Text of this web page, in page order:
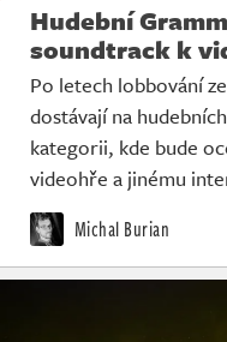
Hudební
soundtrack k
Po letech lobbování
dostávají na
kategorii, kde bude
videohře a jinému
Michal Burian